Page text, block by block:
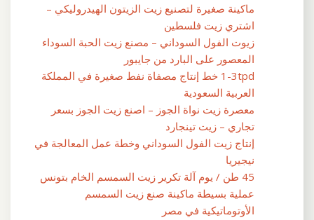
ماكينة صغيرة لتصنيع زيت الزيتون الهيدروليكي –
اشتري زيت فلسطين
زيوت الفول السوداني – مصنع زيت الحبة السوداء
المعصور على البارد من جايبور
1-3tpd خط إنتاج مصفاة نفط صغيرة في المملكة
العربية السعودية
معصرة زيت نواة الجوز – اصنع زيت الجوز بسعر
تجاري – زيت تينجارد
إنتاج زيت الفول السوداني وخطة عمل المعالجة في
نيجيريا
45 طن / يوم آلة تكرير زيت السمسم الخام بتونس
عملية بسيطة ماكينة صنع زيت السمسم
الأوتوماتيكية في مصر